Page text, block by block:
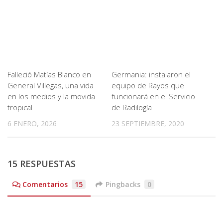
Falleció Matías Blanco en
General Villegas, una vida
en los medios y la movida
tropical
6 ENERO, 2026
Germania: instalaron el
equipo de Rayos que
funcionará en el Servicio
de Radilogía
23 SEPTIEMBRE, 2020
15 RESPUESTAS
Comentarios 15 Pingbacks 0